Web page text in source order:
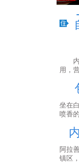
内蒙
用，
坐在
喷香
阿拉
镇区